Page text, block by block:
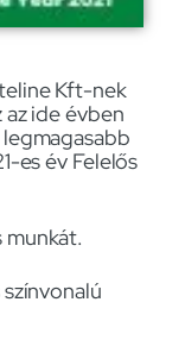
Kft-nek
ide évben
es év Felelős
munkát.